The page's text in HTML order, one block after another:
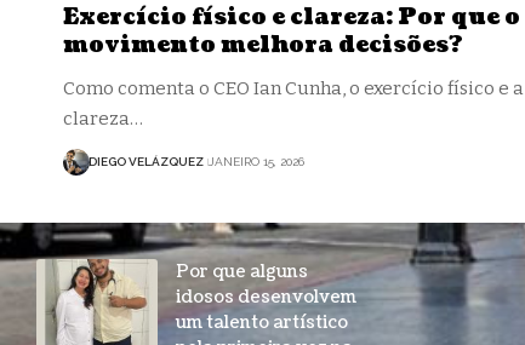
Exercício físico e clareza: Por que o
movimento melhora decisões?
Como comenta o CEO Ian Cunha, o exercício físico e a
clareza…
DIEGO VELÁZQUEZ JANEIRO 15, 2026
Por que alguns
idosos desenvolvem
um talento artístico